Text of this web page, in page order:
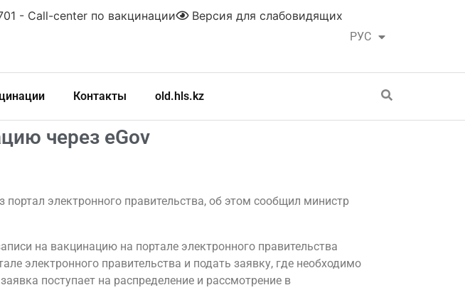
РУС
ҚАЗ
Версия для слабовидящих
- Call-center по вакцинации
Контакты old.hls.kz
через eGov
электронного правительства, об этом сообщил министр
на вакцинацию на портале электронного правительства
электронного правительства и подать заявку, где необходимо
поступает на распределение и рассмотрение в